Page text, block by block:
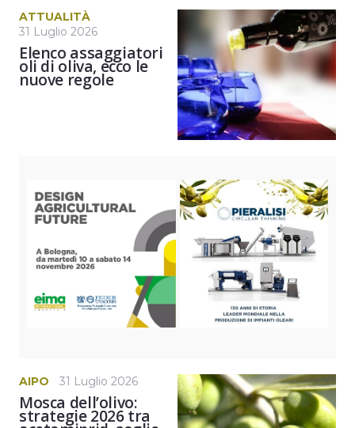
ATTUALITÀ
31 Luglio 2026
Elenco assaggiatori
oli di oliva, ecco le
nuove regole
AIPO 31 Luglio 2026
Mosca dell’olivo:
strategie 2026 tra